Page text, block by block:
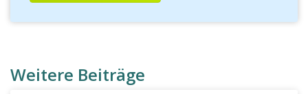
Weitere Beiträge